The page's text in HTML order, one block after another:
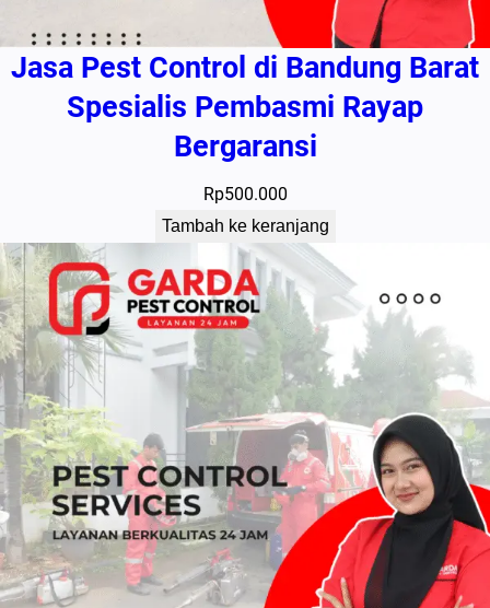
Jasa Pest Control di Bandung Barat
Spesialis Pembasmi Rayap
Bergaransi
Rp500.000
Tambah ke keranjang